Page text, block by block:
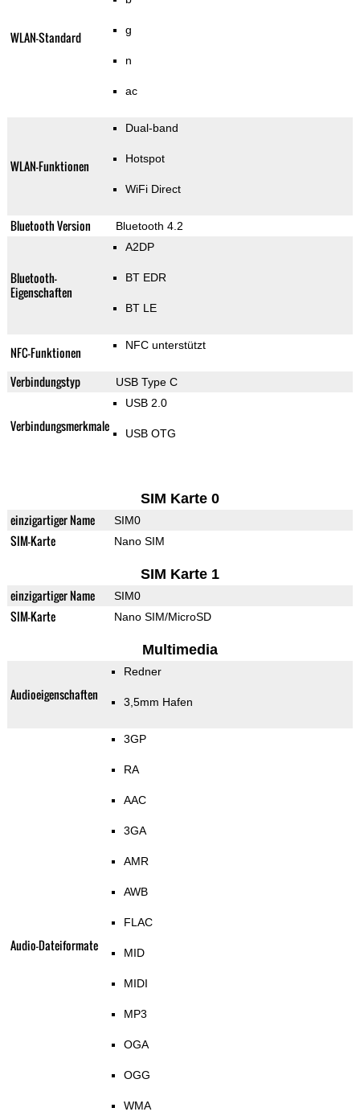
WLAN-Standard g
n
ac
WLAN-Funktionen
Dual-band
Hotspot
WiFi Direct
Bluetooth Version Bluetooth 4.2
Bluetooth-
Eigenschaften
A2DP
BT EDR
BT LE
NFC-Funktionen NFC unterstützt
Verbindungstyp USB Type C
Verbindungsmerkmale
USB 2.0
USB OTG
SIM Karte 0
einzigartiger Name SIM0
SIM-Karte Nano SIM
SIM Karte 1
einzigartiger Name SIM0
SIM-Karte Nano SIM/MicroSD
Multimedia
Audioeigenschaften
Redner
3,5mm Hafen
Audio-Dateiformate
3GP
RA
AAC
3GA
AMR
AWB
FLAC
MID
MIDI
MP3
OGA
OGG
WMA